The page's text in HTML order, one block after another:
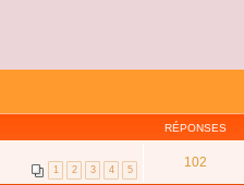
RÉPONSES
1 2 3 4 5 102